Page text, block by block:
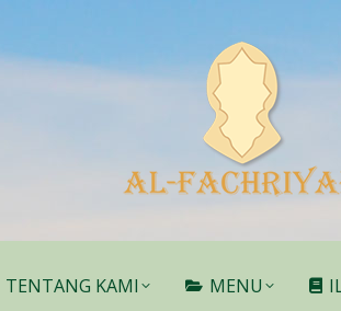
TENTANG KAMI MENU
TENTANG KAMI MENU